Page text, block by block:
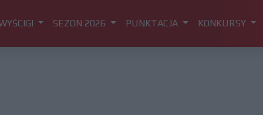
SEZON 2026 PUNKTACJA KONKURSY